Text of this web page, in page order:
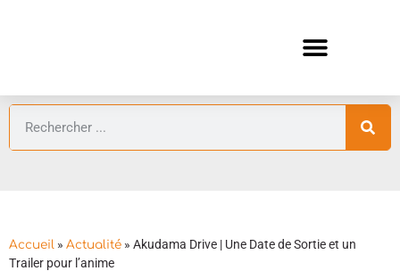
Accueil » Actualité » Akudama Drive | Une Date de Sortie et un
Trailer pour l’anime